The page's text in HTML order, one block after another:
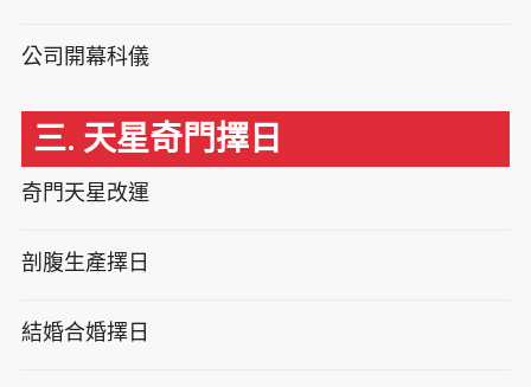
公司開幕科儀
三. 天星奇門擇日
奇門天星改運
剖腹生產擇日
結婚合婚擇日